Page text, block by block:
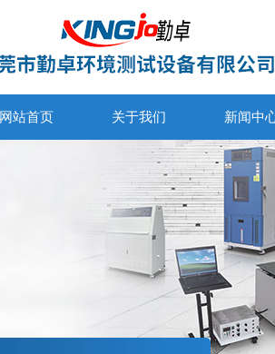
网站首页 关于我们 新闻中